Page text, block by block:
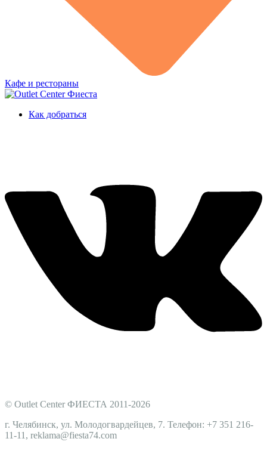
Кафе и рестораны
Как добраться
© Outlet Center ФИЕСТА 2011-2026
г. Челябинск, ул. Молодогвардейцев, 7. Телефон: +7 351 216-
11-11, reklama@fiesta74.com